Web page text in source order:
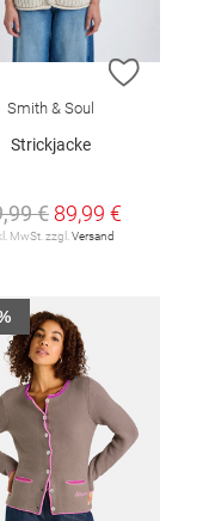
HINZUFÜGEN
ZUR
Smith & Soul
Strickjacke
€ 89,99 €
MwSt. zzgl. Versand